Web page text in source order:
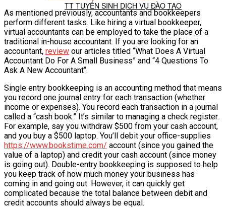
TT TUYỂN SINH DỊCH VỤ ĐÀO TẠO
NGHIÊN CỨU KHOA HỌC
VĂN BẢN
THƯ VIỆN
As mentioned previously, accountants and bookkeepers
perform different tasks. Like hiring a virtual bookkeeper,
virtual accountants can be employed to take the place of a
traditional in-house accountant. If you are looking for an
accountant, review our articles titled “What Does A Virtual
Accountant Do For A Small Business” and “4 Questions To
Ask A New Accountant“.
Single entry bookkeeping is an accounting method that means
you record one journal entry for each transaction (whether
income or expenses). You record each transaction in a journal
called a “cash book.” It’s similar to managing a check register.
For example, say you withdraw $500 from your cash account,
and you buy a $500 laptop. You’ll debit your office-supplies
https://www.bookstime.com/ account (since you gained the
value of a laptop) and credit your cash account (since money
is going out). Double-entry bookkeeping is supposed to help
you keep track of how much money your business has
coming in and going out. However, it can quickly get
complicated because the total balance between debit and
credit accounts should always be equal.